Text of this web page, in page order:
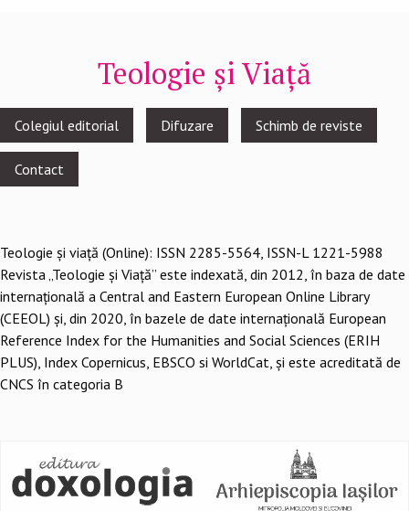
Teologie și Viață
Footer
menu
Colegiul editorial Difuzare Schimb de reviste
Contact
Teologie şi viaţă (Online): ISSN 2285-5564, ISSN-L 1221-5988
Revista „Teologie și Viață” este indexată, din 2012, în baza de date
internațională a Central and Eastern European Online Library
(CEEOL) și, din 2020, în bazele de date internațională European
Reference Index for the Humanities and Social Sciences (ERIH
PLUS), Index Copernicus, EBSCO si WorldCat, și este acreditată de
CNCS în categoria B